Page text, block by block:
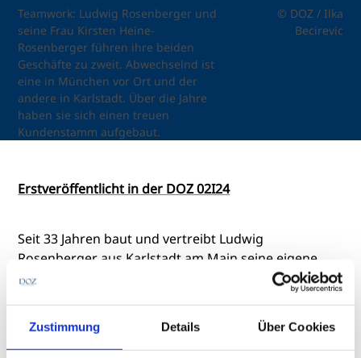
Zustimmung Details Über Cookies
Teamwork: Ludwig Rosenberger und
seine Frau Kirsten Heine-
Rosenberger führen ihre beiden
Geschäfte zu zweit. Abwechselnd ist
eine in München vor Ort und der
andere in Karlstadt. Über die Jahre
haben sie sich einen treuen
Kundenstamm aufgebaut.
© DOZ / Ilka
Becirevic
Erstveröffentlicht in der DOZ 02I24
Seit 33 Jahren baut und vertreibt Ludwig
Rosenberger aus Karlstadt am Main seine eigene
Brillenmarke Rosenberger Eyewear. Zusätzlich bietet
er Brillenbauseminare als Einzelunterricht an.
Gemeinsam mit seiner Frau, die ebenfalls
Augenoptikerin ist, vertreibt der 59-Jährige seine